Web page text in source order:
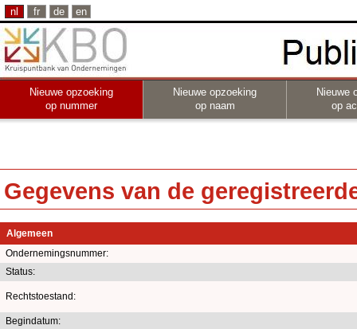
nl fr de en
Nieuwe opzoeking
op nummer
Nieuwe opzoeking
op naam
Nieuwe
op
Gegevens van de
Algemeen
Ondernemingsnummer:
Status:
Rechtstoestand:
Begindatum: